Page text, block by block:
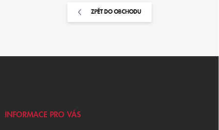
ZPĚT DO OBCHODU
INFORMACE PRO VÁS